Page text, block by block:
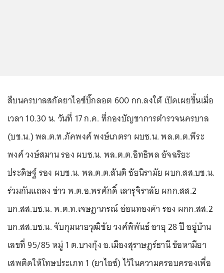
สืบนครบาลสกัดยาไอซ์บิ๊กลอต 600 กก.ลงใต้ เปิดเผยขึ้นเมื่อ
เวลา 10.30 น. วันที่ 17 ก.ค. ที่กองบัญชาการตำรวจนครบาล
(บช.น.) พล.ต.ท.ภัคพงศ์ พงษ์เภตรา ผบช.น. พล.ต.ต.พีระ
พงศ์ วงษ์สมาน รอง ผบช.น. พล.ต.ต.อิทธิพล อัจฉริยะ
ประดิษฐ์ รอง ผบช.น. พล.ต.ต.สันติ ชัยนิรามัย ผบก.สส.บช.น.
ร่วมกันแถลง ข่าว พ.ต.อ.พรศักดิ์ เลารุจิราลัย ผกก.สส.2
บก.สส.บช.น. พ.ต.ท.เจษฎาภรณ์ อ่อนทองคำ รอง ผกก.สส.2
บก.สส.บช.น. จับกุมนายวุฒิชัย วงศ์พิพันธ์ อายุ 28 ปี อยู่บ้าน
เลขที่ 95/85 หมู่ 1 ต.บางกุ้ง อ.เมืองสุราษฎร์ธานี ข้อหามียา
เสพติดให้โทษประเภท 1 (ยาไอซ์) ไว้ในความครอบครองเพื่อ